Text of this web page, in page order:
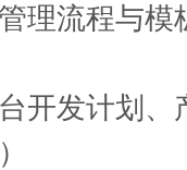
理流程与模
开发计划